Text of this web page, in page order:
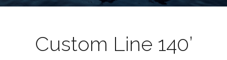
Custom Line 140’